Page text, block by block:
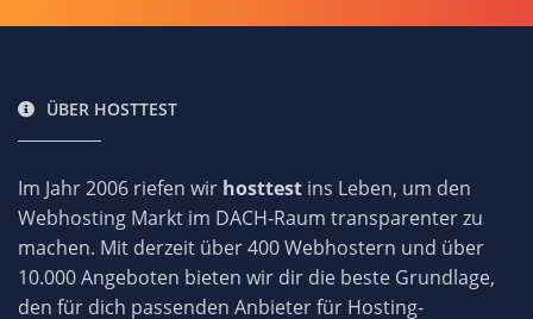
ÜBER HOSTTEST
Im Jahr 2006 riefen wir hosttest ins Leben, um den
Webhosting Markt im DACH-Raum transparenter zu
machen. Mit derzeit über 400 Webhostern und über
10.000 Angeboten bieten wir dir die beste Grundlage,
den für dich passenden Anbieter für Hosting-